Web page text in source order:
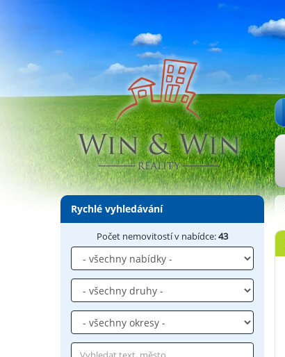
Rychlé vyhledávání
Počet nemovitostí v nabídce:43